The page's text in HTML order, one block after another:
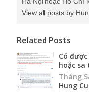
View all posts by
Related Posts
Có
hoặc sa
Tháng
Hung